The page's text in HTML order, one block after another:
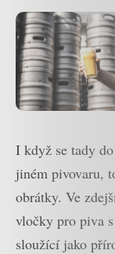
I když se tady
jiném pivovaru,
obrátky. Ve
vločky pro piva
sloužící jako